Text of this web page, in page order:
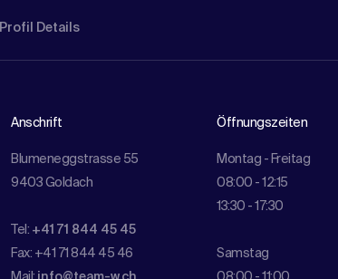
Profil Details
Anschrift
Blumeneggstrasse 55
9403 Goldach
Tel: +41 71 844 45 45
Fax: +41 71 844 45 46
Öffnungszeiten
Montag - Freitag
08:00 - 12:15
13:30 - 17:30
Samstag